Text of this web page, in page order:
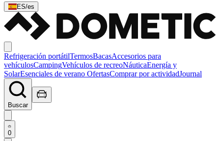
ES/es
Refrigeración portátilTermosBacasAccesorios para
vehículosCampingVehículos de recreoNáuticaEnergía y
SolarEsenciales de verano OfertasComprar por actividadJournal
Buscar
0